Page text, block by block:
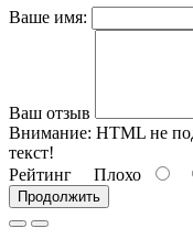
Ваше имя:
Ваш отзыв
Внимание: HTML не
текст!
Рейтинг Плохо
Продолжить